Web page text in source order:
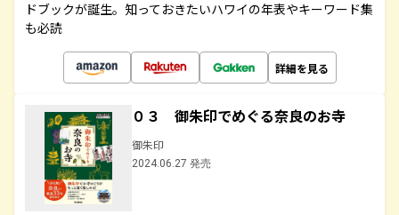
ドブックが誕生。知っておきたいハワイの年表やキーワード集
も必読
詳細を見る
０３ 御朱印でめぐる奈良のお寺
御朱印
2024.06.27 発売